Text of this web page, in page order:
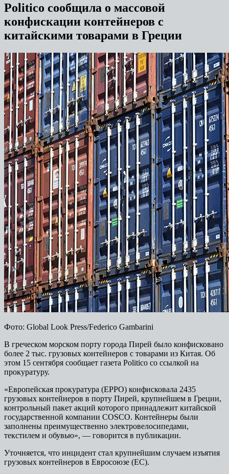
Politico сообщила о массовой
конфискации контейнеров с
китайскими товарами в Греции
Фото: Global Look Press/Federico Gambarini
В греческом морском порту города Пирей было конфисковано
более 2 тыс. грузовых контейнеров с товарами из Китая. Об
этом 15 сентября сообщает газета Politico со ссылкой на
прокуратуру.
«Европейская прокуратура (EPPO) конфисковала 2435
грузовых контейнеров в порту Пирей, крупнейшем в Греции,
контрольный пакет акций которого принадлежит китайской
государственной компании COSCO. Контейнеры были
заполнены преимущественно электровелосипедами,
текстилем и обувью», — говорится в публикации.
Уточняется, что инцидент стал крупнейшим случаем изъятия
грузовых контейнеров в Евросоюзе (ЕС).